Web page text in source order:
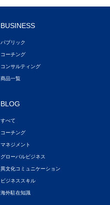
BUSINESS
パブリック
コーチング
コンサルティング
商品一覧
BLOG
すべて
コーチング
マネジメント
グローバルビジネス
異文化コミュニケーション
ビジネススキル
海外駐在知識